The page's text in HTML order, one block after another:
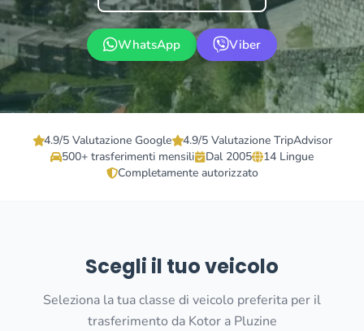
WhatsApp Viber
4.9/5 Valutazione Google
4.9/5 Valutazione TripAdvisor
500+ trasferimenti mensili
Dal 2005
14 Lingue
Completamente autorizzato
Scegli il tuo veicolo
Seleziona la tua classe di veicolo preferita per il
trasferimento da Kotor a Pluzine